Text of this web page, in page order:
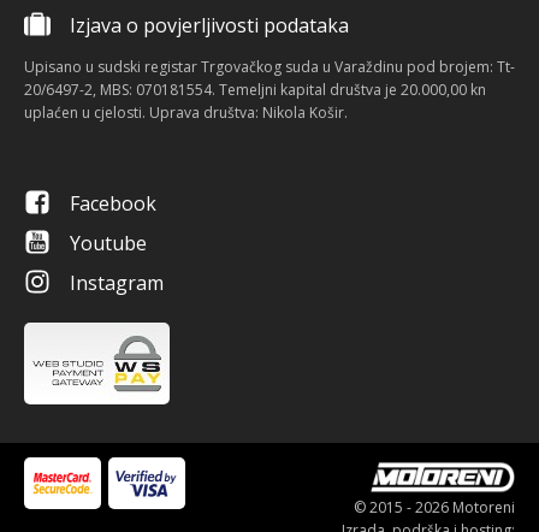
Izjava o povjerljivosti podataka
Upisano u sudski registar Trgovačkog suda u Varaždinu pod brojem: Tt-
20/6497-2, MBS: 070181554. Temeljni kapital društva je 20.000,00 kn
uplaćen u cjelosti. Uprava društva: Nikola Košir.
Facebook
Youtube
Instagram
© 2015 - 2026 Motoreni